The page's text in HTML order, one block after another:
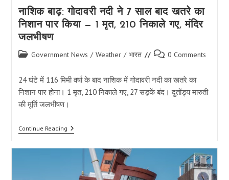
नाशिक बाढ़: गोदावरी नदी ने 7 साल बाद खतरे का
निशान पार किया — 1 मृत, 210 निकाले गए, मंदिर
जलभीषण
Post Government News / Weather / भारत
Post 0 Comments
24 घंटे में 116 मिमी वर्षा के बाद नाशिक में गोदावरी नदी का खतरे का
निशान पार होना। 1 मृत, 210 निकाले गए, 27 सड़कें बंद। दुतोंड्य मारुती
की मूर्ति जलभीषण।
Continue Readingनाशिक
बाढ़: